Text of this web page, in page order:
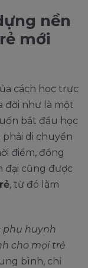
nền
mới
cách học trực
đời như là một
bắt đầu học
phải di chuyển
điểm, đồng
đại cũng được
, từ đó làm
phụ huynh
cho mọi trẻ
bình, chỉ